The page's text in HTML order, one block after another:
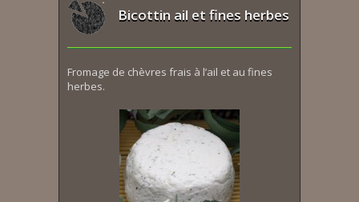
Bicottin ail et fines herbes
Fromage de chèvres frais à l’ail et au fines
herbes.